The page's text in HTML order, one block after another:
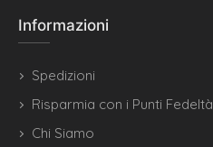
Informazioni
Spedizioni
Risparmia con i Punti Fedeltà
Chi Siamo